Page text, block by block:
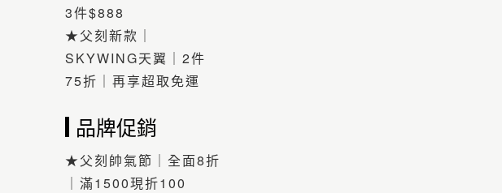
3件$888
★父刻新款｜
SKYWING天翼｜2件
75折｜再享超取免運
品牌促銷
★父刻帥氣節｜全面8折
｜滿1500現折100